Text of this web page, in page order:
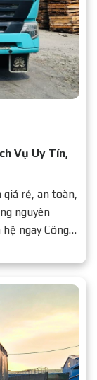
Vụ Uy Tín,
rẻ, an toàn,
nguyên
ngay Công